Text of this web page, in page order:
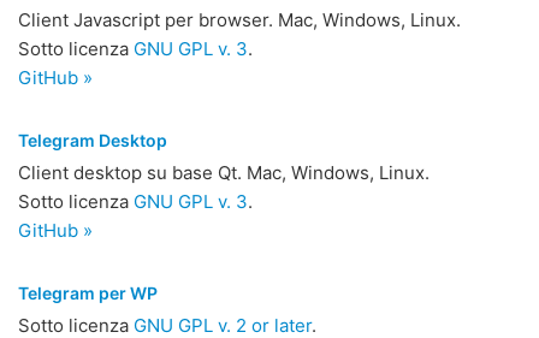
Client Javascript per browser. Mac, Windows, Linux.
Sotto licenza GNU GPL v. 3.
GitHub »
Telegram Desktop
Client desktop su base Qt. Mac, Windows, Linux.
Sotto licenza GNU GPL v. 3.
GitHub »
Telegram per WP
Sotto licenza GNU GPL v. 2 or later.